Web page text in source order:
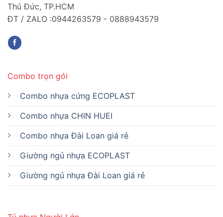
Thủ Đức, TP.HCM
ĐT / ZALO :0944263579 - 0888943579
Combo trọn gói
Combo nhựa cứng ECOPLAST
Combo nhựa CHIN HUEI
Combo nhựa Đài Loan giá rẻ
Giường ngủ nhựa ECOPLAST
Giường ngủ nhựa Đài Loan giá rẻ